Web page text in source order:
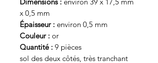
x 0,5 mm
Épaisseur : environ 0,5 mm
Couleur : or
Quantité : 9 pièces
sol des deux côtés, très tranchant